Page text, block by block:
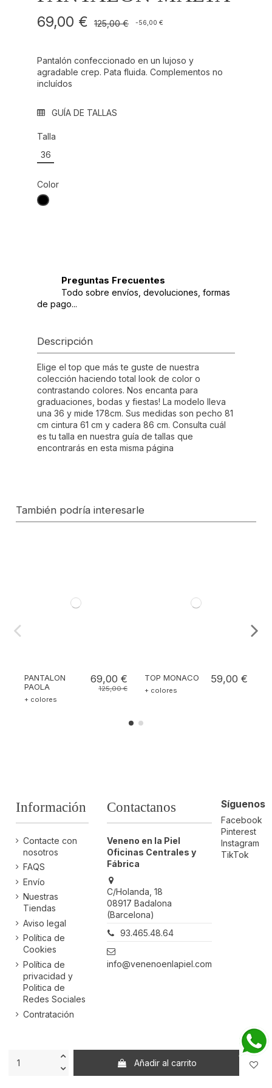
69,00 € 125,00 € -56,00 €
Pantalón confeccionado en un lujoso y
agradable crep. Pata fluida. Complementos no
incluídos
GUÍA DE TALLAS
Talla
36
Color
NEGRO REF.: 000009
Añadir al carrito
Preguntas Frecuentes
Todo sobre envíos, devoluciones, formas
de pago...
Descripción
Elige el top que más te guste de nuestra
colección haciendo total look de color o
contrastando colores. Nos encanta para
graduaciones, bodas y fiestas! La modelo lleva
una 36 y mide 178cm. Sus medidas son pecho 81
cm cintura 61 cm y cadera 86 cm. Consulta cuál
es tu talla en nuestra guía de tallas que
encontrarás en esta misma página
También podría interesarle
PANTALON
PAOLA
+ colores
69,00 €
125,00 €
TOP MONACO
+ colores
59,00 €
Información
Contacte con
nosotros
FAQS
Envío
Nuestras
Tiendas
Aviso legal
Política de
Cookies
Política de
privacidad y
Politica de
Redes Sociales
Contratación
Contactanos
Veneno en la Piel
Oficinas Centrales y
Fábrica
C/Holanda, 18
08917 Badalona
(Barcelona)
93.465.48.64
info@venenoenlapiel.com
Síguenos
Facebook
Pinterest
Instagram
TikTok
STM